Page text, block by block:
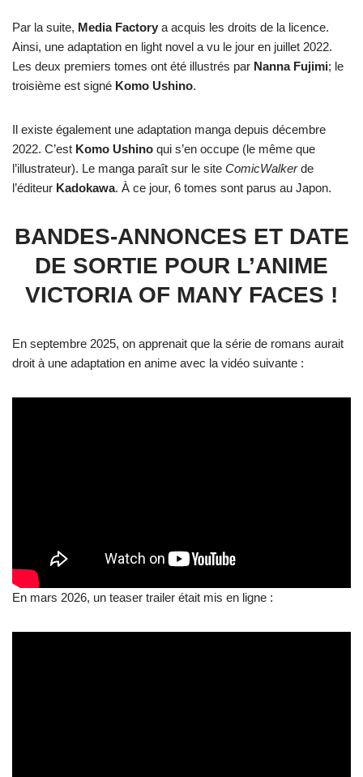
Par la suite, Media Factory a acquis les droits de la licence.
Ainsi, une adaptation en light novel a vu le jour en juillet 2022.
Les deux premiers tomes ont été illustrés par Nanna Fujimi; le
troisième est signé Komo Ushino.
Il existe également une adaptation manga depuis décembre
2022. C’est Komo Ushino qui s’en occupe (le même que
l’illustrateur). Le manga paraît sur le site ComicWalkerde
l’éditeur Kadokawa. À ce jour, 6 tomes sont parus au Japon.
BANDES-ANNONCES ET DATE
DE SORTIE POUR L’ANIME
VICTORIA OF MANY FACES !
En septembre 2025, on apprenait que la série de romans aurait
droit à une adaptation en anime avec la vidéo suivante :
En mars 2026, un teaser trailer était mis en ligne :